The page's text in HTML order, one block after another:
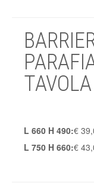
TAVOLA
L 660 H 490:€
L 750 H 660:€